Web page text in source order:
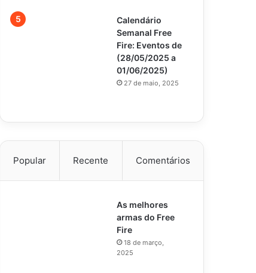
Calendário
Semanal Free
Fire: Eventos de
(28/05/2025 a
01/06/2025)
27 de maio, 2025
Popular Recente Comentários
As melhores
armas do Free
Fire
18 de março,
2025